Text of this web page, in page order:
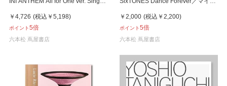
ト シングル
￥4,726 (税込 ￥5,198)
ポイント5倍
六本松 蔦屋書店
ングル
￥2,000 (税込 ￥2,200)
ポイント5倍
六本松 蔦屋書店